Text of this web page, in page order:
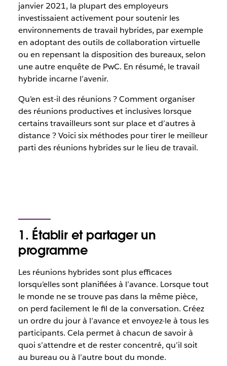
janvier 2021, la plupart des employeurs
investissaient activement pour soutenir les
environnements de travail hybrides, par exemple
en adoptant des outils de collaboration virtuelle
ou en repensant la disposition des bureaux, selon
une autre enquête de PwC. En résumé, le travail
hybride incarne l’avenir.
Qu’en est-il des réunions ? Comment organiser
des réunions productives et inclusives lorsque
certains travailleurs sont sur place et d’autres à
distance ? Voici six méthodes pour tirer le meilleur
parti des réunions hybrides sur le lieu de travail.
1. Établir et partager un
programme
Les réunions hybrides sont plus efficaces
lorsqu’elles sont planifiées à l’avance. Lorsque tout
le monde ne se trouve pas dans la même pièce,
on perd facilement le fil de la conversation. Créez
un ordre du jour à l’avance et envoyez-le à tous les
participants. Cela permet à chacun de savoir à
quoi s’attendre et de rester concentré, qu’il soit
au bureau ou à l’autre bout du monde.